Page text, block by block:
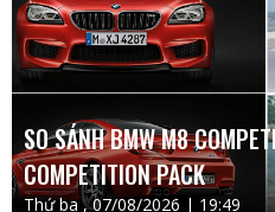
SO SÁNH BMW M8
COMPETITION PACK
Thứ ba , 07/08/2026 | 19:49